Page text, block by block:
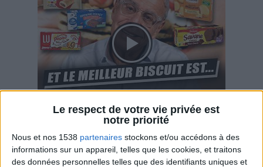
Le respect de votre vie privée est
notre priorité
Nous et nos 1538 partenaires stockons et/ou accédons à des
informations sur un appareil, telles que les cookies, et traitons
des données personnelles telles que des identifiants uniques et
Savane, LU, Pepito, Harrys... Que valent vraiment
ces gâteaux ?